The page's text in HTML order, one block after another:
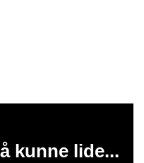
kunne lide...